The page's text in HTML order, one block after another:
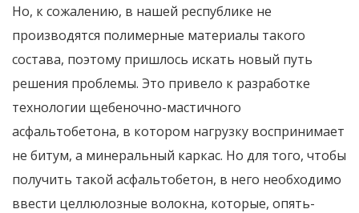
Но, к сожалению, в нашей республике не
производятся полимерные материалы такого
состава, поэтому пришлось искать новый путь
решения проблемы. Это привело к разработке
технологии щебеночно-мастичного
асфальтобетона, в котором нагрузку воспринимает
не битум, а минеральный каркас. Но для того, чтобы
получить такой асфальтобетон, в него необходимо
ввести целлюлозные волокна, которые, опять-